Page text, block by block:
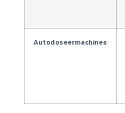
Autodoseermachines